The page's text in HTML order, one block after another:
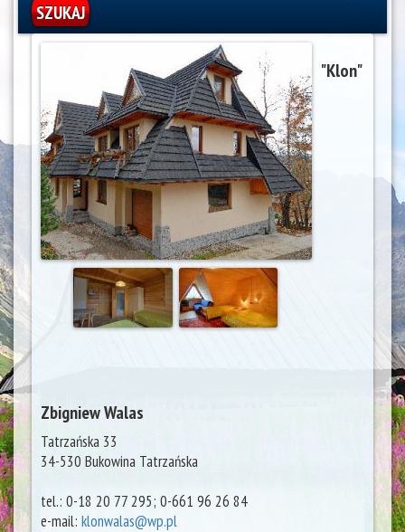
"Klon"
Zbigniew Walas
Tatrzańska 33
34-530 Bukowina Tatrzańska
tel.: 0-18 20 77 295; 0-661 96 26 84
e-mail: klonwalas@wp.pl